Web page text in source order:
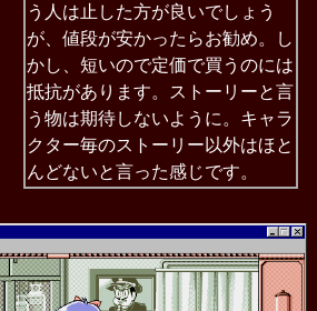
う人は止した方が良いでしょう
が、値段が安かったらお勧め。し
かし、短いので定価で買うのには
抵抗があります。ストーリーと言
う物は期待しないように。キャラ
クター毎のストーリー以外はほと
んどないと言った感じです。